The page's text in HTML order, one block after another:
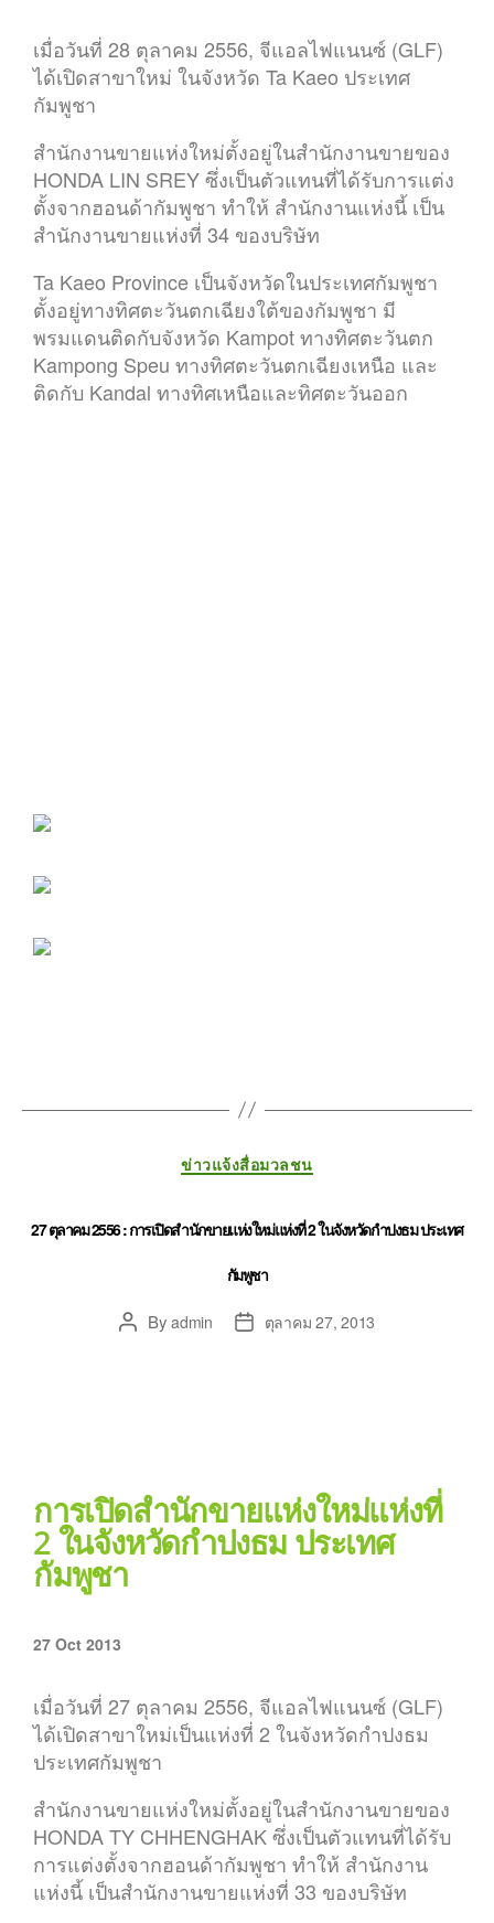
เมื่อวันที่ 28 ตุลาคม 2556, จีแอลไฟแนนซ์ (GLF)
ได้เปิดสาขาใหม่ ในจังหวัด Ta Kaeo ประเทศ
กัมพูชา
สำนักงานขายแห่งใหม่ตั้งอยู่ในสำนักงานขายของ
HONDA LIN SREY ซึ่งเป็นตัวแทนที่ได้รับการแต่ง
ตั้งจากฮอนด้ากัมพูชา ทำให้ สำนักงานแห่งนี้ เป็น
สำนักงานขายแห่งที่ 34 ของบริษัท
Ta Kaeo Province เป็นจังหวัดในประเทศกัมพูชา
ตั้งอยู่ทางทิศตะวันตกเฉียงใต้ของกัมพูชา มี
พรมแดนติดกับจังหวัด Kampot ทางทิศตะวันตก
Kampong Speu ทางทิศตะวันตกเฉียงเหนือ และ
ติดกับ Kandal ทางทิศเหนือและทิศตะวันออก
ข่าวแจ้งสื่อมวลชน
27 ตุลาคม 2556 : การเปิดสำนักขายแห่งใหม่แห่งที่ 2 ในจังหวัดกำปงธม ประเทศ
กัมพูชา
Byadmin ตุลาคม 27, 2013
การเปิดสำนักขายแห่งใหม่แห่งที่
2 ในจังหวัดกำปงธม ประเทศ
กัมพูชา
27 Oct 2013
เมื่อวันที่ 27 ตุลาคม 2556, จีแอลไฟแนนซ์ (GLF)
ได้เปิดสาขาใหม่เป็นแห่งที่ 2 ในจังหวัดกำปงธม
ประเทศกัมพูชา
สำนักงานขายแห่งใหม่ตั้งอยู่ในสำนักงานขายของ
HONDA TY CHHENGHAK ซึ่งเป็นตัวแทนที่ได้รับ
การแต่งตั้งจากฮอนด้ากัมพูชา ทำให้ สำนักงาน
แห่งนี้ เป็นสำนักงานขายแห่งที่ 33 ของบริษัท